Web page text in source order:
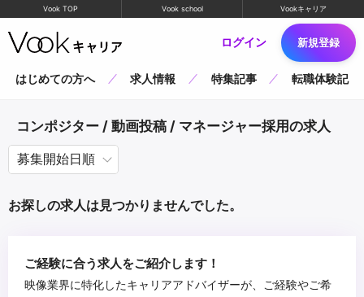
Vook TOP Vook school Vookキャリア
ログイン 新規登録
はじめての方へ 求人情報 特集記事 転職体験記
コンポジター / 動画投稿 / マネージャー採用の求人
お探しの求人は見つかりませんでした。
ご経験に合う求人をご紹介します！
映像業界に特化したキャリアアドバイザーが、ご経験やご希